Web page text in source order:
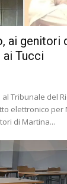
ai genitori
Tucci
Tribunale del
elettronico per
di Martina...